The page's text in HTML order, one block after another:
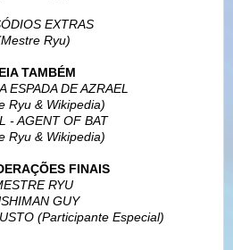
EXTRAS
Ryu)
TAMBÉM
ESPADA DE AZRAEL
Ryu & Wikipedia)
- AGENT OF BAT
Ryu & Wikipedia)
FINAIS
RYU
GUY
(Participante Especial)